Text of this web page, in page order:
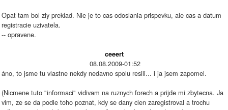
Opat tam bol zly preklad. Nie je to cas odoslania prispevku, ale cas a datum
registracie uzivatela.
-- opravene.
ceeert
08.08.2009-01:52
áno, to jsme tu vlastne nekdy nedavno spolu resili... i ja jsem zapomel.
(Nicmene tuto "informaci" vidivam na ruznych forech a prijde mi zbytecna. Ja
vim, ze se da podle toho poznat, kdy se dany clen zaregistroval a trochu